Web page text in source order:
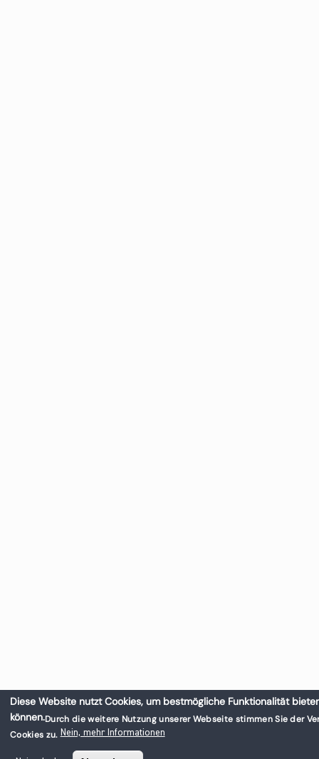
Diese Website nutzt Cookies, um bestmögliche Funktionalität
können.Durch die weitere Nutzung unserer Webseite stimmen Sie der
Cookies zu. Nein, mehr Informationen